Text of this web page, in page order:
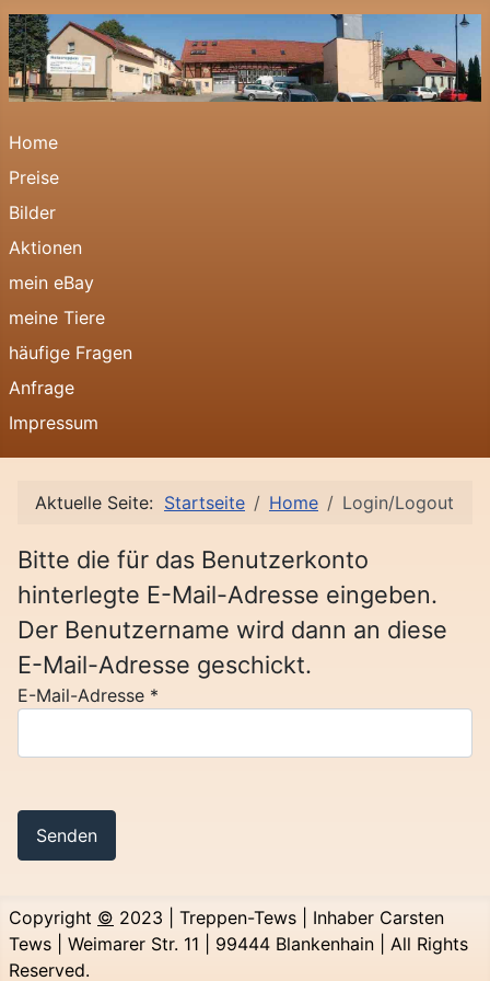
Home
Preise
Bilder
Aktionen
mein eBay
meine Tiere
häufige Fragen
Anfrage
Impressum
Aktuelle Seite: Startseite Home Login/Logout
Bitte die für das Benutzerkonto
hinterlegte E-Mail-Adresse eingeben.
Der Benutzername wird dann an diese
E-Mail-Adresse geschickt.
E-Mail-Adresse *
Senden
Copyright © 2023 | Treppen-Tews | Inhaber Carsten
Tews | Weimarer Str. 11 | 99444 Blankenhain | All Rights
Reserved.